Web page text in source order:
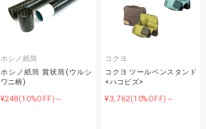
ホシノ紙筒
ホシノ紙筒 賞状筒(ウルシ
ワニ柄)
¥248(10%OFF)～
コクヨ
コクヨ ツールペンスタンド
<ハコビズ>
¥3,762(10%OFF)～